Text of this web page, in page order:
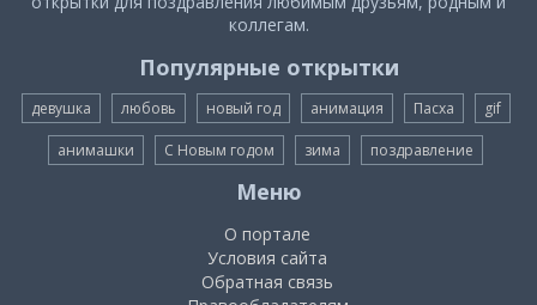
коллегам.
Популярные открытки
девушка любовь новый год анимация Пасха gif
анимашки С Новым годом зима поздравление
Меню
О портале
Условия сайта
Обратная связь